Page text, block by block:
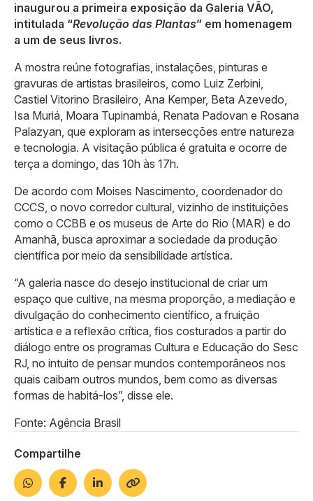
inaugurou a primeira exposição da Galeria VÃO,
intitulada “Revolução das Plantas” em homenagem
a um de seus livros.
A mostra reúne fotografias, instalações, pinturas e
gravuras de artistas brasileiros, como Luiz Zerbini,
Castiel Vitorino Brasileiro, Ana Kemper, Beta Azevedo,
Isa Muriá, Moara Tupinambá, Renata Padovan e Rosana
Palazyan, que exploram as intersecções entre natureza
e tecnologia. A visitação pública é gratuita e ocorre de
terça a domingo, das 10h às 17h.
De acordo com Moises Nascimento, coordenador do
CCCS, o novo corredor cultural, vizinho de instituições
como o CCBB e os museus de Arte do Rio (MAR) e do
Amanhã, busca aproximar a sociedade da produção
científica por meio da sensibilidade artística.
“A galeria nasce do desejo institucional de criar um
espaço que cultive, na mesma proporção, a mediação e
divulgação do conhecimento científico, a fruição
artística e a reflexão crítica, fios costurados a partir do
diálogo entre os programas Cultura e Educação do Sesc
RJ, no intuito de pensar mundos contemporâneos nos
quais caibam outros mundos, bem como as diversas
formas de habitá-los”, disse ele.
Fonte: Agência Brasil
Compartilhe